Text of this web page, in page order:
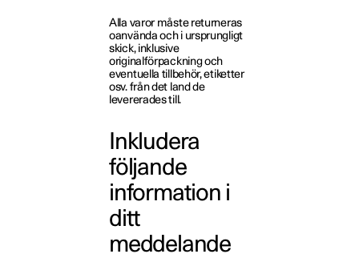
Alla varor måste returneras
oanvända och i ursprungligt
skick, inklusive
originalförpackning och
eventuella tillbehör, etiketter
osv. från det land de
levererades till.
Inkludera
följande
information i
ditt
meddelande